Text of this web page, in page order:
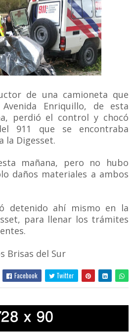
de una camioneta que
Enriquillo, de esta
perdió el control y chocó
911 que se encontraba
la Digesset.
mañana, pero no hubo
daños materiales a ambos
detenido ahí mismo en la
para llenar los trámites
Brisas del Sur
Facebook Twitter